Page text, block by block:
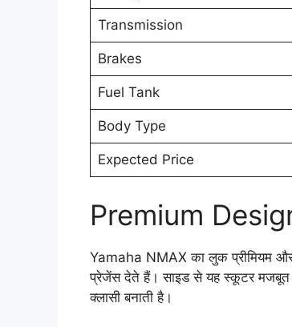
Transmission
Brakes
Fuel Tank
Body Type
Expected Price
Premium
Yamaha NMAX का लुक प्रीमियम और
प्रेजेंस देते हैं। साइड से यह स्कूटर मजबूत
क्लासी बनाती है।